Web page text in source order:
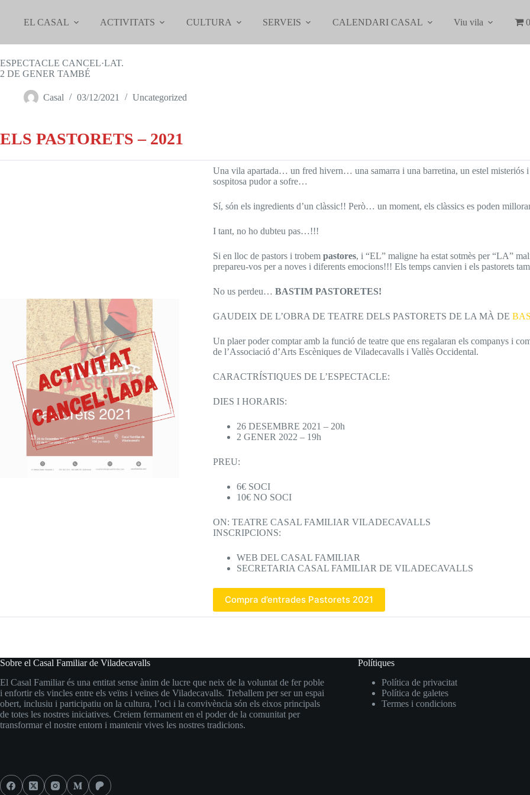
contingutEL CASAL ACTIVITATS CULTURA SERVEIS CALENDARI CASAL Viu vila
ESPECTACLE CANCEL·LAT.
2 DE GENER TAMBÉ
Casal 03/12/2021 Uncategorized
ELS PASTORETS – 2021
Una vila apartada… un fred hivern… una samarra i una barretina, un estel misteriós i
sospitosa pudor a sofre…
Sí, són els ingredients d’un clàssic!! Però… un moment, els clàssics es poden
I tant, no ho dubteu pas…!!!
Si en lloc de pastors i trobem pastores, i “EL” maligne ha estat sotmès per “LA”
prepareu-vos per a noves i diferents emocions!!! Els temps canvien i els pastorets
No us perdeu… BASTIM PASTORETES!
GAUDEIX DE L’OBRA DE TEATRE DELS PASTORETS DE LA MÀ DE
Un plaer poder comptar amb la funció de teatre que ens regalaran els companys i
de l’Associació d’Arts Escèniques de Viladecavalls i Vallès Occidental.
CARACTRÍSTIQUES DE L’ESPECTACLE:
DIES I HORARIS:
26 DESEMBRE 2021 – 20h
2 GENER 2022 – 19h
PREU:
6€ SOCI
10€ NO SOCI
ON: TEATRE CASAL FAMILIAR VILADECAVALLS
INSCRIPCIONS:
WEB DEL CASAL FAMILIAR
SECRETARIA CASAL FAMILIAR DE VILADECAVALLS
Compra d’entrades Pastorets 2021
Sobre el Casal Familiar de Viladecavalls
El Casal Familiar és una entitat sense ànim de lucre que neix de la voluntat de fer poble
i enfortir els vincles entre els veïns i veïnes de Viladecavalls. Treballem per ser un espai
obert, inclusiu i participatiu on la cultura, l’oci i la convivència són els eixos principals
de totes les nostres iniciatives. Creiem fermament en el poder de la comunitat per
transformar el nostre entorn i mantenir vives les nostres tradicions.
Polítiques
Política de privacitat
Política de galetes
Termes i condicions